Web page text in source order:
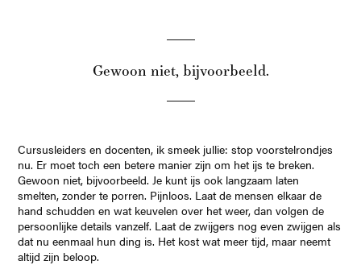
Gewoon niet, bijvoorbeeld.
Cursusleiders en docenten, ik smeek jullie: stop voorstelrondjes
nu. Er moet toch een betere manier zijn om het ijs te breken.
Gewoon niet, bijvoorbeeld. Je kunt ijs ook langzaam laten
smelten, zonder te porren. Pijnloos. Laat de mensen elkaar de
hand schudden en wat keuvelen over het weer, dan volgen de
persoonlijke details vanzelf. Laat de zwijgers nog even zwijgen als
dat nu eenmaal hun ding is. Het kost wat meer tijd, maar neemt
altijd zijn beloop.